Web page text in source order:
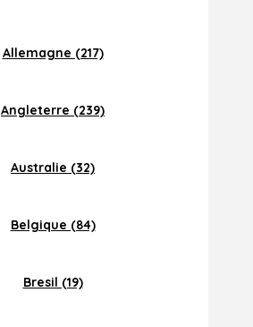
Allemagne (217)
Angleterre (239)
Australie (32)
Belgique (84)
Bresil (19)